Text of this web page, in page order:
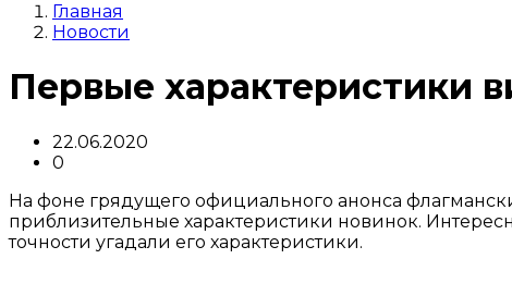
Главная
Новости
Первые характеристики
22.06.2020
0
На фоне грядущего официального анонса
приблизительные характеристики новинок.
точности угадали его характеристики.